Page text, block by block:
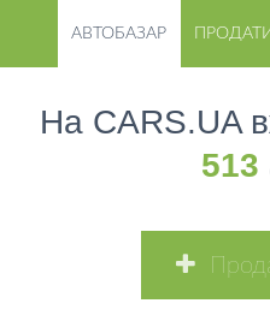
АВТОБАЗАР
На CARS.UA
513